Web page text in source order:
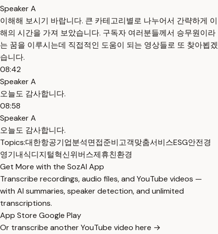
Speaker A
이해해 보시기 바랍니다. 큰 카테고리별로 나누어서 간략하게 이
해의 시간을 가져 보았습니다. 구독자 여러분들께서 승무원이라
는 꿈을 이루시는데 직접적인 도움이 되는 영상들로 또 찾아뵙겠
습니다.
08:42
Speaker A
오늘도 감사합니다.
08:58
Speaker A
오늘도 감사합니다.
Topics:대한항공기업분석면접준비고객맞춤서비스ESG안전경
영기내식디지털혁신위버스제휴친환경
Get More with the SozAI App
Transcribe recordings, audio files, and YouTube videos —
with AI summaries, speaker detection, and unlimited
transcriptions.
App Store Google Play
Or transcribe another YouTube video here →